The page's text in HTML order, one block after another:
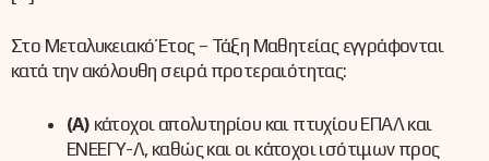
Στο Μεταλυκειακό Έτος – Τάξη Μαθητείας εγγράφονται
κατά την ακόλουθη σειρά προτεραιότητας:
(Α) κάτοχοι απολυτηρίου και πτυχίου ΕΠΑΛ και
ΕΝΕΕΓΥ-Λ, καθώς και οι κάτοχοι ισότιμων προς